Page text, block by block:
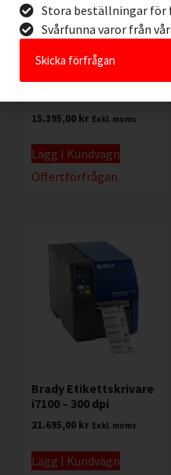
Etikettskrivare Cab
EOS2/300 mobile/300
15.395,00 kr Exkl. moms
Lägg I Kundvagn
Offertförfrågan
Brady Etikettskrivare
i7100 – 300 dpi
21.695,00 kr Exkl. moms
Lägg I Kundvagn
Stora beställningar för
Svårfunna varor från
Skicka förfrågan